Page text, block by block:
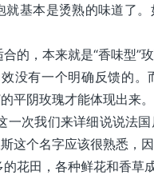
基本是烫熟的味道了
的，本来就是“香味型”
没有一个明确反馈的
平阴玫瑰才能体现出来。
次我们来详细说说法
这个名字应该很熟悉，
花田，各种鲜花和香草